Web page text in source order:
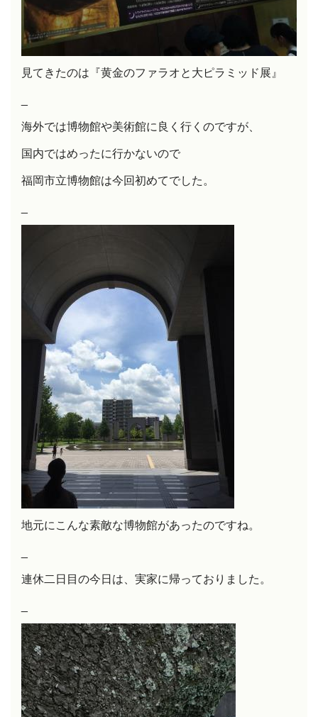
見てきたのは『黄金のファラオと大ピラミッド展』
海外では博物館や美術館に良く行くのですが、
国内ではめったに行かないので
福岡市立博物館は今回初めてでした。
地元にこんな素敵な博物館があったのですね。
連休二日目の今日は、実家に帰っておりました。